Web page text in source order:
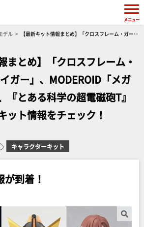
デル
【最新キット情報まとめ】「クロスフレーム・ガール
まとめ】「クロスフレーム・
ガー」、MODEROID「メガ
『とある科学の超電磁砲T』
ット情報をチェック！
キャラクターキット
到着！
メニュー